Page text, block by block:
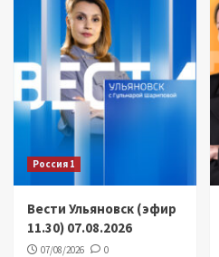
Россия 1
Вести Ульяновск (эфир
11.30) 07.08.2026
07/08/2026 0